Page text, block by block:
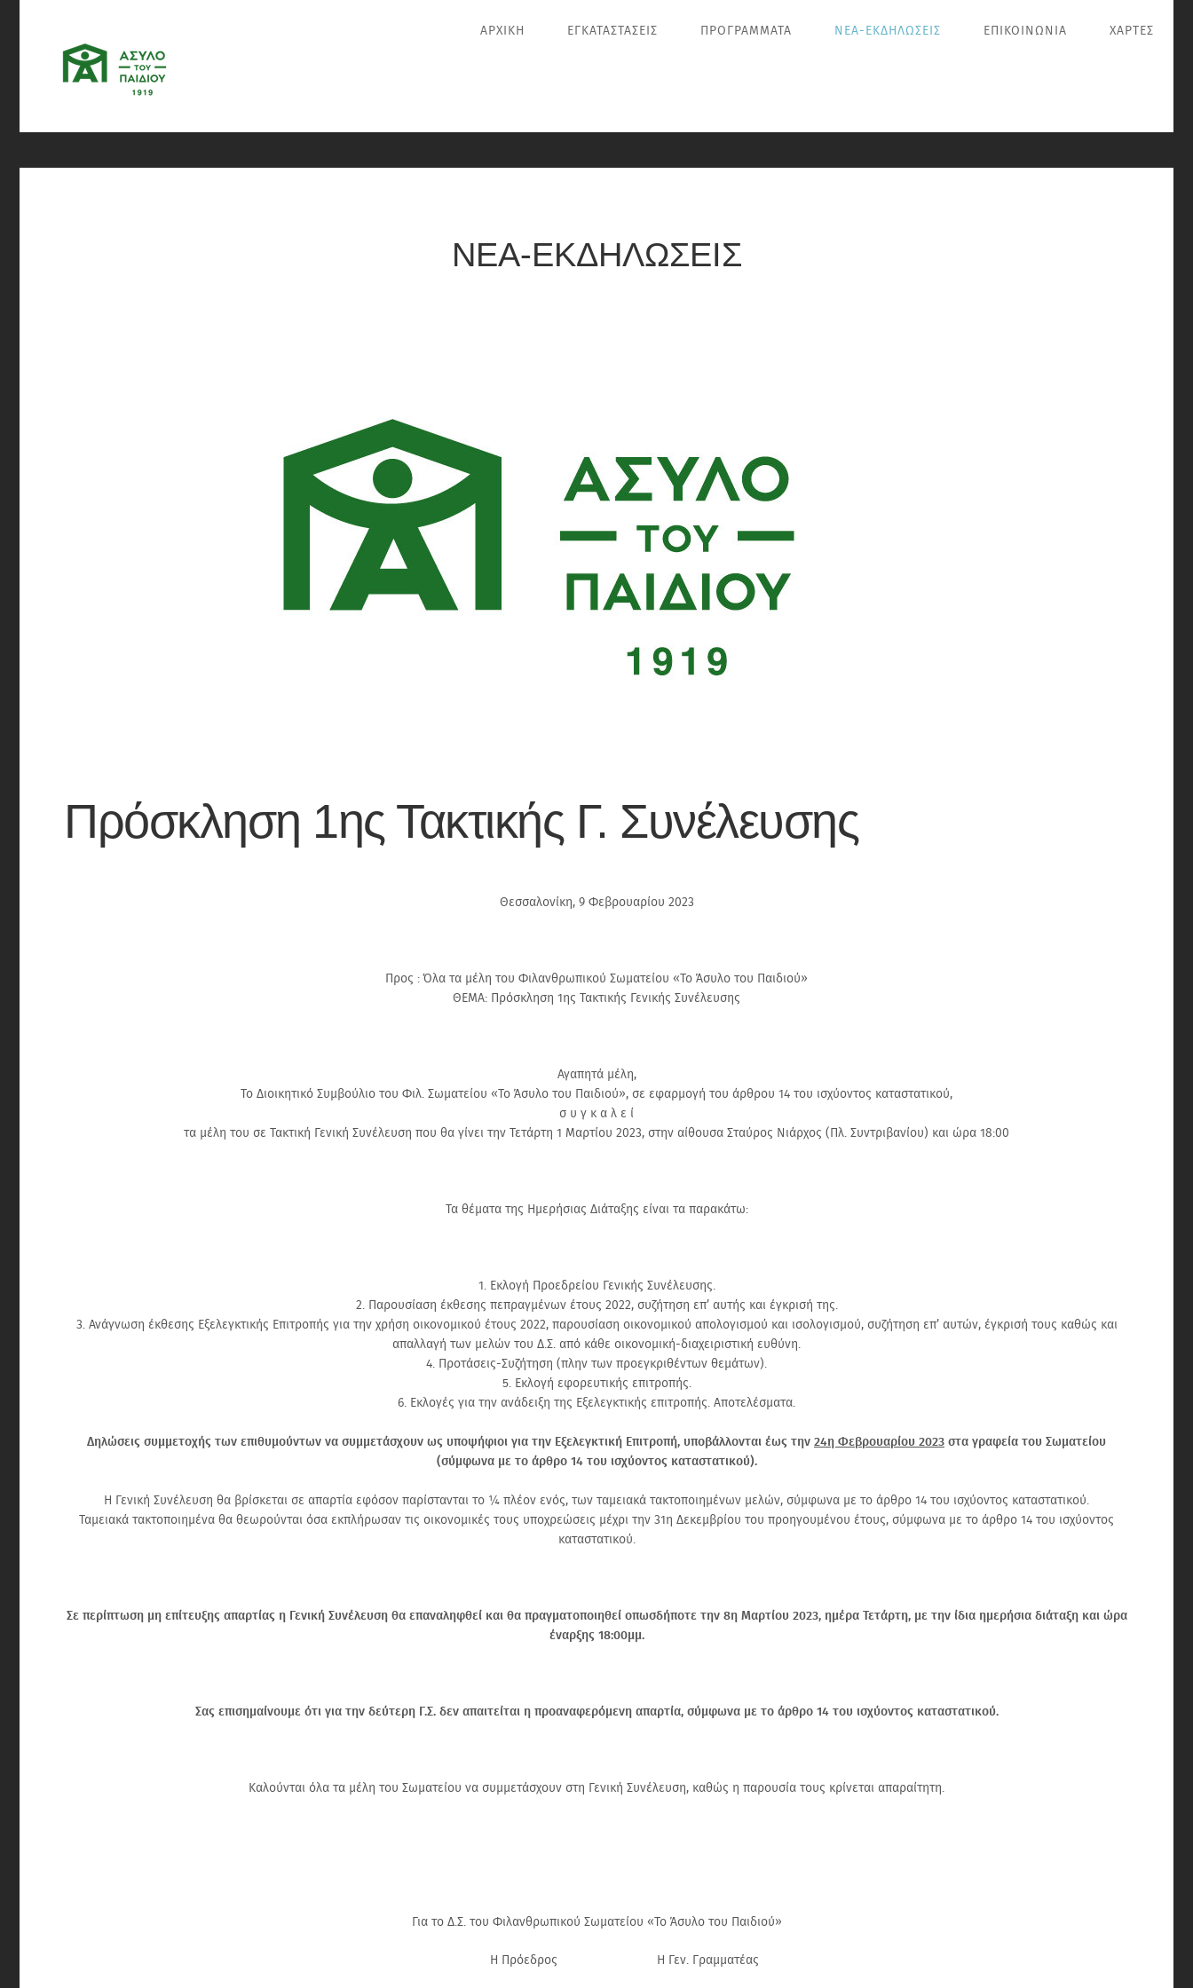
ΑΡΧΙΚΗ ΕΓΚΑΤΑΣΤΑΣΕΙΣ ΠΡΟΓΡΑΜΜΑΤΑ ΝΕΑ-ΕΚΔΗΛΩΣΕΙΣ ΕΠΙΚΟΙΝΩΝΙΑ ΧΑΡΤΕΣ
ΝΕΑ-ΕΚΔΗΛΩΣΕΙΣ
Πρόσκληση 1ης Τακτικής Γ. Συνέλευσης
Θεσσαλονίκη, 9 Φεβρουαρίου 2023
Προς : Όλα τα μέλη του Φιλανθρωπικού Σωματείου «Το Άσυλο του Παιδιού»
ΘΕΜΑ: Πρόσκληση 1ης Τακτικής Γενικής Συνέλευσης
Αγαπητά μέλη,
Το Διοικητικό Συμβούλιο του Φιλ. Σωματείου «Το Άσυλο του Παιδιού», σε εφαρμογή του άρθρου 14 του ισχύοντος καταστατικού,
σ υ γ κ α λ ε ί
τα μέλη του σε Τακτική Γενική Συνέλευση που θα γίνει την Τετάρτη 1 Μαρτίου 2023, στην αίθουσα Σταύρος Νιάρχος (Πλ. Συντριβανίου) και ώρα 18:00
Τα θέματα της Ημερήσιας Διάταξης είναι τα παρακάτω:
1. Εκλογή Προεδρείου Γενικής Συνέλευσης.
2. Παρουσίαση έκθεσης πεπραγμένων έτους 2022, συζήτηση επ’ αυτής και έγκρισή της.
3. Ανάγνωση έκθεσης Εξελεγκτικής Επιτροπής για την χρήση οικονομικού έτους 2022, παρουσίαση οικονομικού απολογισμού και ισολογισμού, συζήτηση επ’ αυτών, έγκρισή τους καθώς και
απαλλαγή των μελών του Δ.Σ. από κάθε οικονομική-διαχειριστική ευθύνη.
4. Προτάσεις-Συζήτηση (πλην των προεγκριθέντων θεμάτων).
5. Εκλογή εφορευτικής επιτροπής.
6. Εκλογές για την ανάδειξη της Εξελεγκτικής επιτροπής. Αποτελέσματα.
Δηλώσεις συμμετοχής των επιθυμούντων να συμμετάσχουν ως υποψήφιοι για την Εξελεγκτική Επιτροπή, υποβάλλονται έως την24η Φεβρουαρίου 2023στα γραφεία του Σωματείου
(σύμφωνα με το άρθρο 14 του ισχύοντος καταστατικού).
Η Γενική Συνέλευση θα βρίσκεται σε απαρτία εφόσον παρίστανται το ¼ πλέον ενός, των ταμειακά τακτοποιημένων μελών, σύμφωνα με το άρθρο 14 του ισχύοντος καταστατικού.
Ταμειακά τακτοποιημένα θα θεωρούνται όσα εκπλήρωσαν τις οικονομικές τους υποχρεώσεις μέχρι την 31η Δεκεμβρίου του προηγουμένου έτους, σύμφωνα με το άρθρο 14 του ισχύοντος
καταστατικού.
Σε περίπτωση μη επίτευξης απαρτίας η Γενική Συνέλευση θα επαναληφθεί και θα πραγματοποιηθεί οπωσδήποτε την 8η Μαρτίου 2023, ημέρα Τετάρτη, με την ίδια ημερήσια διάταξη και ώρα
έναρξης 18:00μμ.
Σας επισημαίνουμε ότι για την δεύτερη Γ.Σ. δεν απαιτείται η προαναφερόμενη απαρτία, σύμφωνα με το άρθρο 14 του ισχύοντος καταστατικού.
Καλούνται όλα τα μέλη του Σωματείου να συμμετάσχουν στη Γενική Συνέλευση, καθώς η παρουσία τους κρίνεται απαραίτητη.
Για το Δ.Σ. του Φιλανθρωπικού Σωματείου «Το Άσυλο του Παιδιού»
Η Πρόεδρος Η Γεν. Γραμματέας